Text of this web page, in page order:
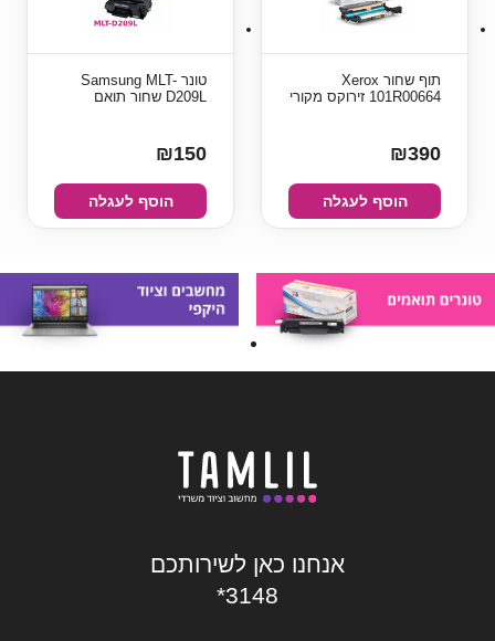
‏תוף ‏שחור Xerox
101R00664 זירוקס מקורי
₪390
הוסף לעגלה
טונר Samsung MLT-
D209L שחור תואם
₪150
הוסף לעגלה
אנחנו כאן לשירותכם
*3148